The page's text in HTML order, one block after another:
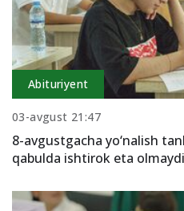
Abituriyent
03-avgust 21:47
8-avgustgacha yo‘nalish
qabulda ishtirok eta olmaydi